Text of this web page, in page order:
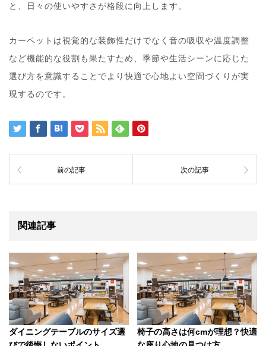
と、日々の使いやすさが格段に向上します。
カーペットは視覚的な装飾性だけでなく音の吸収や温度調整
など機能的な役割も果たすため、季節や生活シーンに応じた
選び方を意識することでより快適で心地よい空間づくりが実
現するのです。
前の記事 次の記事
関連記事
ダイニングテーブルのサイズ選
椅子の高さは何cmが理想？快適